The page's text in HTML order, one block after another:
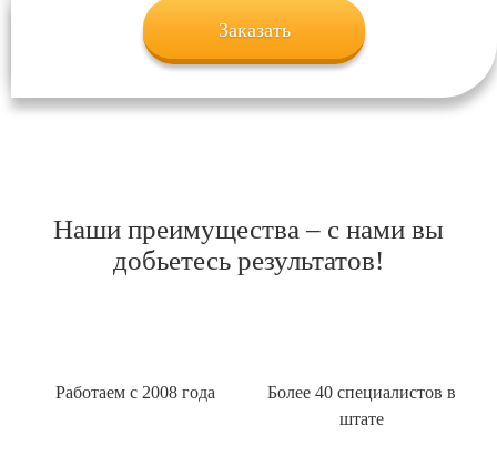
Заказать
Наши преимущества – с нами вы
добьетесь результатов!
Работаем с 2008 года
Более 40 специалистов в
штате